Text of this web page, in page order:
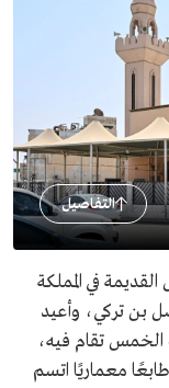
التفاصيل
في المملكة
بن تركي، وأعيد
الخمس تقام فيه،
معماريًا اتسم